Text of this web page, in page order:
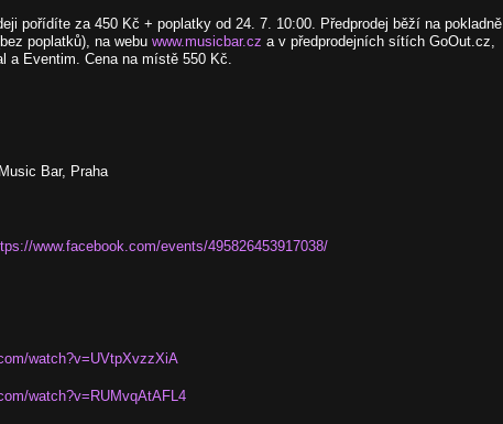
pořídíte za 450 Kč + poplatky od 24. 7. 10:00. Předprodej běží na pokladně
poplatků), na webu www.musicbar.cz a v předprodejních sítích GoOut.cz,
a Eventim. Cena na místě 550 Kč.
Bar, Praha
www.facebook.com/events/495826453917038/
watch?v=UVtpXvzzXiA
watch?v=RUMvqAtAFL4